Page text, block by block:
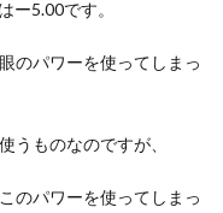
ー5.00です。
のパワーを使ってしまっ
うものなのですが、
のパワーを使ってしまっ